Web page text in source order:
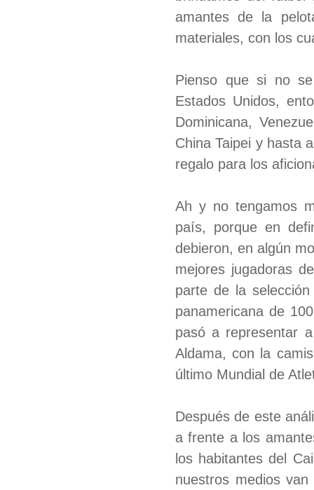
amantes de la
materiales, con los
Pienso que si no
Estados Unidos,
Dominicana,
China Taipei y hasta
regalo para los
Ah y no tengamos
país, porque en
debieron, en algún
mejores jugadoras
parte de la
panamericana de
pasó a representar
Aldama, con la
último Mundial de
Después de este
a frente a los
los habitantes del
nuestros medios